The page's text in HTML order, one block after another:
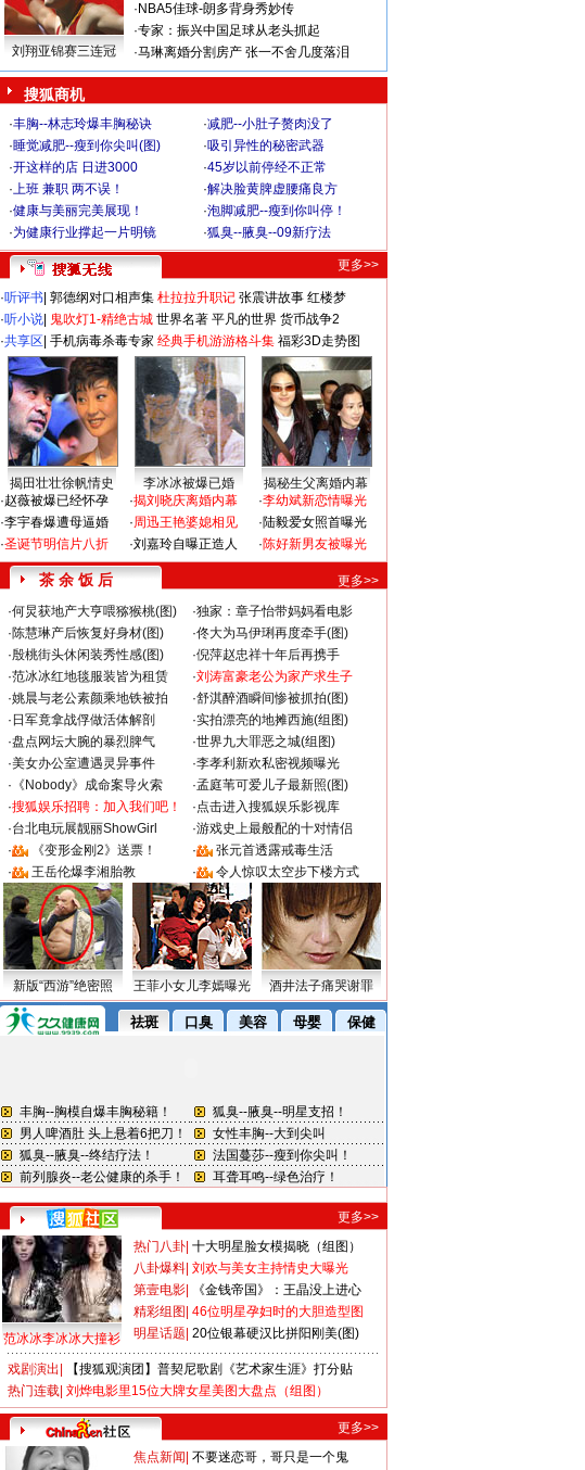
刘翔亚锦赛三连冠
· NBA5佳球-朗多背身秀妙传
·专家：振兴中国足球从老头抓起
·马琳离婚分割房产 张一不舍几度落泪
搜狐商机
·丰胸--林志玲爆丰胸秘诀 ·减肥--小肚子赘肉没了
·睡觉减肥--瘦到你尖叫(图) ·吸引异性的秘密武器
·开这样的店 日进3000 ·45岁以前停经不正常
·上班 兼职 两不误！ ·解决脸黄脾虚腰痛良方
·健康与美丽完美展现！ ·泡脚减肥--瘦到你叫停！
·为健康行业撑起一片明镜 ·狐臭--腋臭--09新疗法
更多>>
·听评书 郭德纲对口相声集 杜拉拉升职记 张震讲故事 红楼梦
·听小说 鬼吹灯1-精绝古城 世界名著 平凡的世界 货币战争2
·共享区 手机病毒杀毒专家 经典手机游游格斗集 福彩3D走势图
揭田壮壮徐帆情史 李冰冰被爆已婚
揭秘生父离婚内幕
·赵薇被爆已经怀孕
·李宇春爆遭母逼婚
·圣诞节明信片八折
·揭刘晓庆离婚内幕
·周迅王艳婆媳相见
·刘嘉玲自曝正造人
·李幼斌新恋情曝光
·陆毅爱女照首曝光
·陈好新男友被曝光
茶 余 饭 后
更多>>
·何炅获地产大亨喂猕猴桃(图) ·独家：章子怡带妈妈看电影
·陈慧琳产后恢复好身材(图) ·佟大为马伊琍再度牵手(图)
·殷桃街头休闲装秀性感(图) ·倪萍赵忠祥十年后再携手
·范冰冰红地毯服装皆为租赁 ·刘涛富豪老公为家产求生子
·姚晨与老公素颜乘地铁被拍 ·舒淇醉酒瞬间惨被抓拍(图)
· 日军竟拿战俘做活体解剖 ·实拍漂亮的地摊西施(组图)
·盘点网坛大腕的暴烈脾气 ·世界九大罪恶之城(组图)
·美女办公室遭遇灵异事件 ·李孝利新欢私密视频曝光
· 《Nobody》成命案导火索 ·孟庭苇可爱儿子最新照(图)
·搜狐娱乐招聘：加入我们吧！ ·点击进入搜狐娱乐影视库
·台北电玩展靓丽ShowGirl ·游戏史上最般配的十对情侣
·
《变形金刚2》送票！ ·
张元首透露戒毒生活
·
王岳伦爆李湘胎教 · 令人惊叹太空步下楼方式
新版“西游”绝密照 王菲小女儿李嫣曝光 酒井法子痛哭谢罪
更多>>
范冰冰李冰冰大撞衫
热门八卦 十大明星脸女模揭晓（组图）
八卦爆料 刘欢与美女主持情史大曝光
第壹电影
《金钱帝国》：王晶没上进心
精彩组图 46位明星孕妇时的大胆造型图
明星话题 20位银幕硬汉比拼阳刚美(图)
戏剧演出
【搜狐观演团】普契尼歌剧《艺术家生涯》打分贴
热门连载 刘烨电影里15位大牌女星美图大盘点（组图）
更多>>
焦点新闻 不要迷恋哥，哥只是一个鬼